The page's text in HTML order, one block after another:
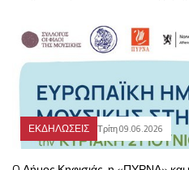
ΕΚΔΗΛΩΣΕΙΣ Τρίτη 09.06.2026